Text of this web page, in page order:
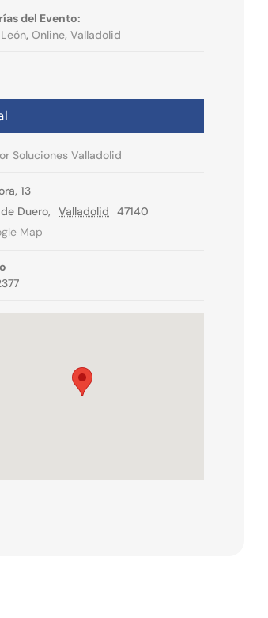
del Evento:
León,Online,Valladolid
Soluciones Valladolid
13
Duero, Valladolid
47140
Map